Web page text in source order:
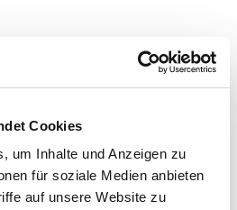
Cookies
um Inhalte und Anzeigen zu
für soziale Medien anbieten
auf unsere Website zu